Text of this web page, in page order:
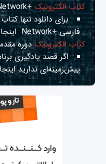
کتاب الکترونیک+Network راهنمای شبکه‌ها
برای دانلود تنها
فارسی +Network
اینجا
کتاب الکترونیکدوره
اگر قصد یادگیری
پیش‌زمینه‌ای نداریداینجا